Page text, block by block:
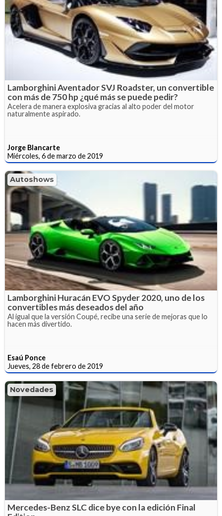
Lamborghini Aventador SVJ Roadster, un convertible
con más de 750 hp ¿qué más se puede pedir?
Acelera de manera explosiva gracias al alto poder del motor
naturalmente aspirado.
Jorge Blancarte
Miércoles, 6 de marzo de 2019
Autoshows
Lamborghini Huracán EVO Spyder 2020, uno de los
convertibles más deseados del año
Al igual que la versión Coupé, recibe una serie de mejoras que lo
hacen más divertido.
Esaú Ponce
Jueves, 28 de febrero de 2019
Novedades
Mercedes-Benz SLC dice bye con la edición Final